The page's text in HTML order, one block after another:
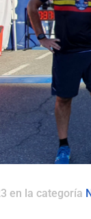
en la categoría